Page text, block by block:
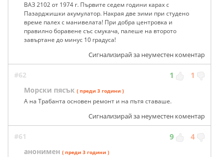
ВАЗ 2102 от 1974 г. Първите седем години карах с
Пазарджишки акумулатор. Накрая две зими при студено
време палех с манивелата! При добра центровка и
правилно боравене със смукача, палеше на второто
завъртане до минус 10 градуса!
Сигнализирай за неуместен коментар
#62 1 1
Морски пясък ( преди 3 години )
А на Трабанта основен ремонт и на пътя ставаше.
Сигнализирай за неуместен коментар
#61 9 4
анонимен ( преди 3 години )